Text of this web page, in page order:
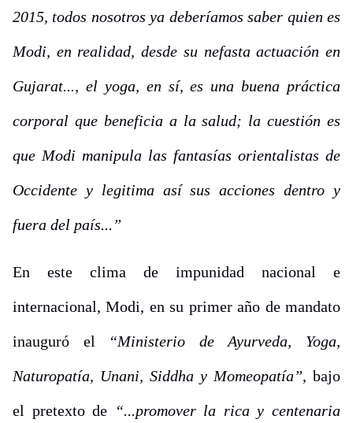
2015, todos nosotros ya deberíamos saber quien es
Modi, en realidad, desde su nefasta actuación en
Gujarat..., el yoga, en sí, es una buena práctica
corporal que beneficia a la salud; la cuestión es
que Modi manipula las fantasías orientalistas de
Occidente y legitima así sus acciones dentro y
fuera del país...”
En este clima de impunidad nacional e
internacional, Modi, en su primer año de mandato
inauguró el
“Ministerio de Ayurveda, Yoga,
Naturopatía, Unani, Siddha y Momeopatía”, bajo
el pretexto de “...promover la rica y centenaria